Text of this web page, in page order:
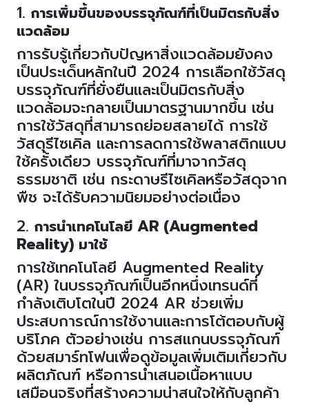
1. การเพิ่มขึ้นของบรรจุภัณฑ์ที่เป็นมิตรกับสิ่ง
แวดล้อม
การรับรู้เกี่ยวกับปัญหาสิ่งแวดล้อมยังคง
เป็นประเด็นหลักในปี 2024 การเลือกใช้วัสดุ
บรรจุภัณฑ์ที่ยั่งยืนและเป็นมิตรกับสิ่ง
แวดล้อมจะกลายเป็นมาตรฐานมากขึ้น เช่น
การใช้วัสดุที่สามารถย่อยสลายได้ การใช้
วัสดุรีไซเคิล และการลดการใช้พลาสติกแบบ
ใช้ครั้งเดียว บรรจุภัณฑ์ที่มาจากวัสดุ
ธรรมชาติ เช่น กระดาษรีไซเคิลหรือวัสดุจาก
พืช จะได้รับความนิยมอย่างต่อเนื่อง
2. การนำเทคโนโลยี AR (Augmented
Reality) มาใช้
การใช้เทคโนโลยี Augmented Reality
(AR)ในบรรจุภัณฑ์เป็นอีกหนึ่งเทรนด์ที่
กำลังเติบโตในปี 2024 AR ช่วยเพิ่ม
ประสบการณ์การใช้งานและการโต้ตอบกับผู้
บริโภค ตัวอย่างเช่น การสแกนบรรจุภัณฑ์
ด้วยสมาร์ทโฟนเพื่อดูข้อมูลเพิ่มเติมเกี่ยวกับ
ผลิตภัณฑ์ หรือการนำเสนอเนื้อหาแบบ
เสมือนจริงที่สร้างความน่าสนใจให้กับลูกค้า